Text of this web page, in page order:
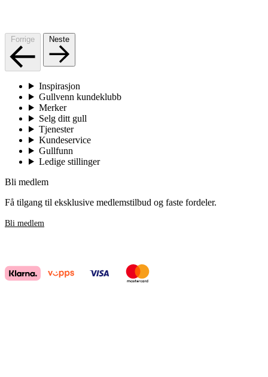
Forrige Neste
Inspirasjon
Gullvenn kundeklubb
Merker
Selg ditt gull
Tjenester
Kundeservice
Gullfunn
Ledige stillinger
Bli medlem
Få tilgang til eksklusive medlemstilbud og faste fordeler.
Bli medlem